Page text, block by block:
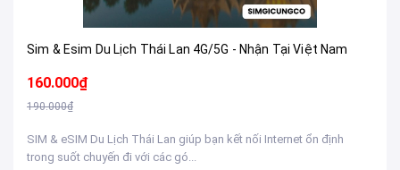
Sim & Esim Du Lịch Thái Lan 4G/5G - Nhận Tại Việt Nam
160.000₫
190.000₫
SIM & eSIM Du Lịch Thái Lan giúp bạn kết nối Internet ổn định
trong suốt chuyến đi với các gó...